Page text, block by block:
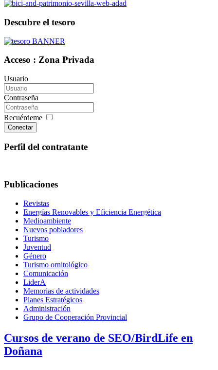
Descubre el tesoro
Acceso : Zona Privada
Usuario
Contraseña
Recuérdeme
Conectar
Perfil del contratante
Publicaciones
Revistas
Energías Renovables y Eficiencia Energética
Medioambiente
Nuevos pobladores
Turismo
Juventud
Género
Turismo ornitológico
Comunicación
LiderA
Memorias de actividades
Planes Estratégicos
Administración
Grupo de Cooperación Provincial
Cursos de verano de SEO/BirdLife en
Doñana